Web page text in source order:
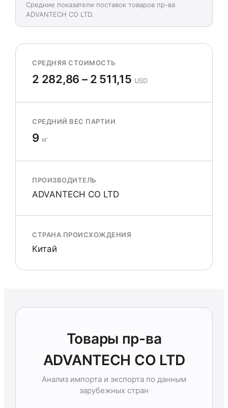
Средние показатели поставок товаров пр-ва
ADVANTECH CO LTD.
СРЕДНЯЯ СТОИМОСТЬ
2 282,86 – 2 511,15 USD
СРЕДНИЙ ВЕС ПАРТИИ
9 кг
ПРОИЗВОДИТЕЛЬ
ADVANTECH CO LTD
СТРАНА ПРОИСХОЖДЕНИЯ
Китай
Товары пр-ва
ADVANTECH CO LTD
Анализ импорта и экспорта по данным
зарубежных стран